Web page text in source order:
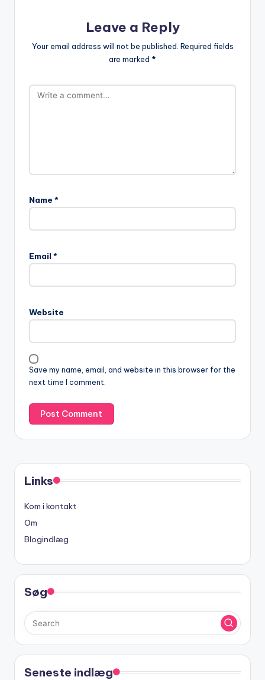
Leave a Reply
Your email address will not be published. Required fields
are marked *
Name *
Email *
Website
Save my name, email, and website in this browser for the
next time I comment.
Links
Kom i kontakt
Om
Blogindlæg
Søg
Seneste indlæg